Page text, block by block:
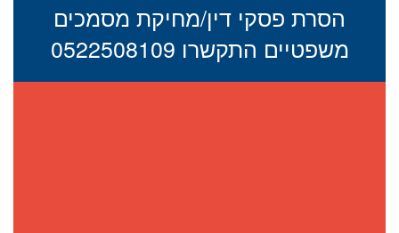
הסרת פסקי דין/מחיקת מסמכים
משפטיים התקשרו 0522508109